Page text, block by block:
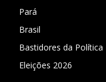
Pará
Brasil
Bastidores da Política
Eleições 2026